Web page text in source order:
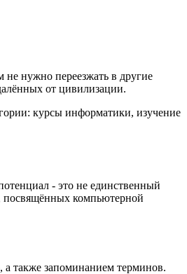
нужно переезжать в другие
от цивилизации.
курсы информатики, изучение
- это не единственный
посвящённых компьютерной
а также запоминанием терминов.